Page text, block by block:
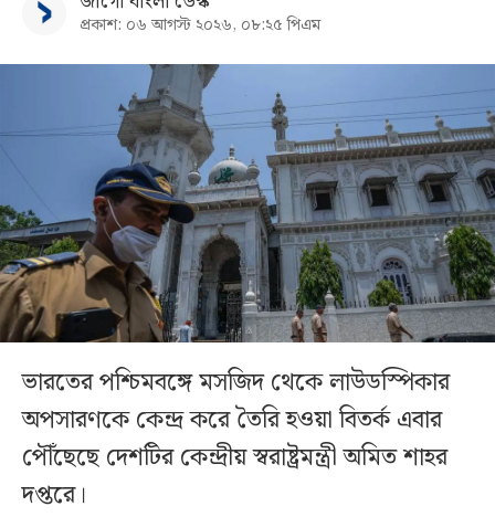
প্রকাশ: ০৬ আগস্ট ২০২৬, ০৮:২৫ পিএম
ভারতের পশ্চিমবঙ্গে মসজিদ থেকে লাউডস্পিকার
অপসারণকে কেন্দ্র করে তৈরি হওয়া বিতর্ক এবার
পৌঁছেছে দেশটির কেন্দ্রীয় স্বরাষ্ট্রমন্ত্রী অমিত শাহর
দপ্তরে।